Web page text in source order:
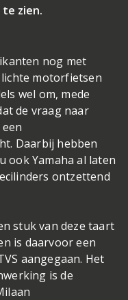
te zien.
nog met
motorfietsen
wel om, mede
de vraag naar
Daarbij hebben
ook Yamaha al laten
ontzettend
stuk van deze taart
is daarvoor een
aangegaan. Het
is de